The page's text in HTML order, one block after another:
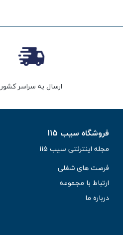
ارسال به سراسر کشور
فروشگاه سیب 115
مجله اینترنتی سیب 115
فرصت های شغلی
ارتباط با مجموعه
درباره ما